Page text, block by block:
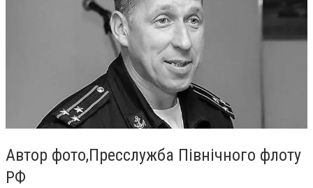
Автор фото,Пресслужба Північного флоту
РФ